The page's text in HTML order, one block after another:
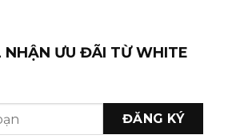
NHẬN ƯU ĐÃI TỪ WHITE